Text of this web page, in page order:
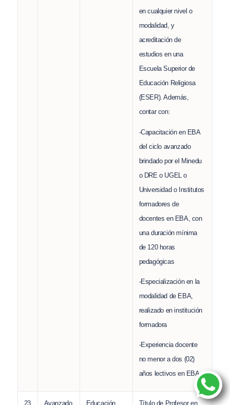
en cualquier nivel o
modalidad, y
acreditación de
estudios en una
Escuela Superior de
Educación Religiosa
(ESER). Además,
contar con:
-Capacitación en EBA
del ciclo avanzado
brindado por el Minedu
o DRE o UGEL o
Universidad o Institutos
formadores de
docentes en EBA, con
una duración mínima
de 120 horas
pedagógicas
-Especialización en la
modalidad de EBA,
realizado en institución
formadora
-Experiencia docente
no menor a dos (02)
años lectivos en EBA.
23 Avanzado Educación Título de Profesor en